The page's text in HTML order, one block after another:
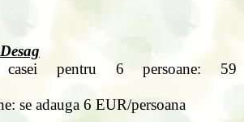
casei pentru 6 persoane: 59
se adauga 6 EUR/persoana